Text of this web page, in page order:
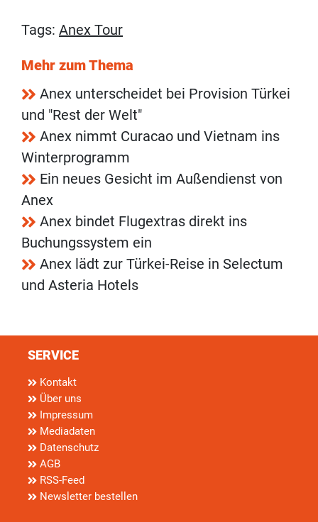
Tags: Anex Tour
Mehr zum Thema
Anex unterscheidet bei Provision Türkei
und "Rest der Welt"
Anex nimmt Curacao und Vietnam ins
Winterprogramm
Ein neues Gesicht im Außendienst von
Anex
Anex bindet Flugextras direkt ins
Buchungssystem ein
Anex lädt zur Türkei-Reise in Selectum
und Asteria Hotels
SERVICE
Kontakt
Über uns
Impressum
Mediadaten
Datenschutz
AGB
RSS-Feed
Newsletter bestellen